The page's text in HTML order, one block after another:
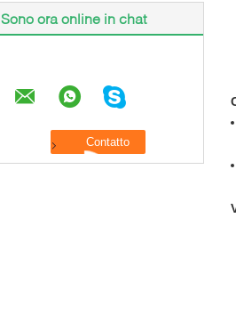
Sono ora online in chat